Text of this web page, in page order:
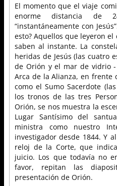
El momento que el viaje
enorme distancia
“instantáneamente con
esto? Aquellos que leyeron
saben al instante. La
heridas de Jesús (las cuatro
de Orión y el mar de vidrio
Arca de la Alianza, en frente
como el Sumo Sacerdote
los tronos de las tres
Orión, se nos muestra la
Lugar Santísimo del
ministra como nuestro
investigador desde 1844. Y
reloj de la Corte, que
juicio. Los que todavía no
favor, repitan las
presentación de Orión.